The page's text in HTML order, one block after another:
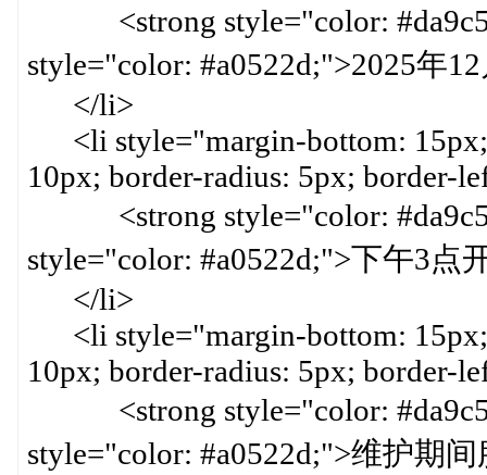
<strong style="color:
style="color: #a0522d;">2025年
</li>
<li style="margin-bottom: 15px;
10px; border-radius: 5px; border-
<strong style="color:
style="color: #a0522d;">下午3点
</li>
<li style="margin-bottom: 15px;
10px; border-radius: 5px; border-
<strong style="color:
style="color: #a0522d;">维护期